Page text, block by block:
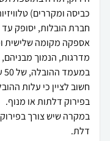
כביסה ומקררים)
מדרגות, הנמוך
חשוב לציין כי עלות